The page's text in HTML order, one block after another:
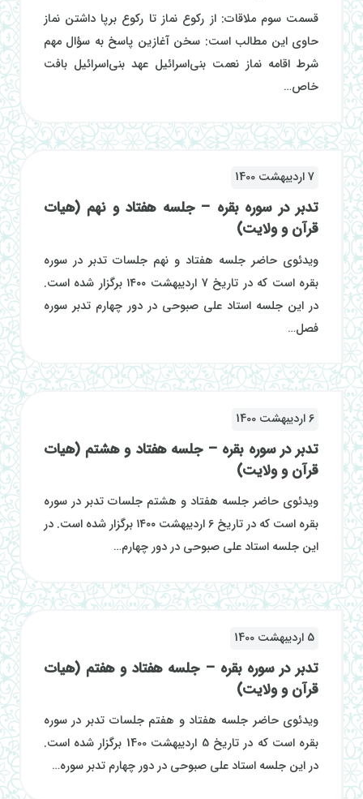
قسمت سوم ملاقات: از رکوع نماز تا رکوع برپا داشتن نماز
حاوی این مطالب است: سخن آغازین پاسخ به سؤال مهم
شرط اقامه نماز نعمت بنی‌اسرائیل عهد بنی‌اسرائیل بافت
خاص…
7 اردیبهشت 1400
تدبر در سوره بقره – جلسه هفتاد و نهم (هیات
قرآن و ولایت)
ویدئوی حاضر جلسه هفتاد و نهم جلسات تدبر در سوره
بقره است که در تاریخ 7 اردیبهشت ۱۴۰۰ برگزار شده است.
در این جلسه استاد علی صبوحی در دور چهارم تدبر سوره
فصل…
6 اردیبهشت 1400
تدبر در سوره بقره – جلسه هفتاد و هشتم (هیات
قرآن و ولایت)
ویدئوی حاضر جلسه هفتاد و هشتم جلسات تدبر در سوره
بقره است که در تاریخ 6 اردیبهشت ۱۴۰۰ برگزار شده است. در
این جلسه استاد علی صبوحی در دور چهارم…
5 اردیبهشت 1400
تدبر در سوره بقره – جلسه هفتاد و هفتم (هیات
قرآن و ولایت)
ویدئوی حاضر جلسه هفتاد و هفتم جلسات تدبر در سوره
بقره است که در تاریخ 5 اردیبهشت 1400 برگزار شده است.
در این جلسه استاد علی صبوحی در دور چهارم تدبر سوره…